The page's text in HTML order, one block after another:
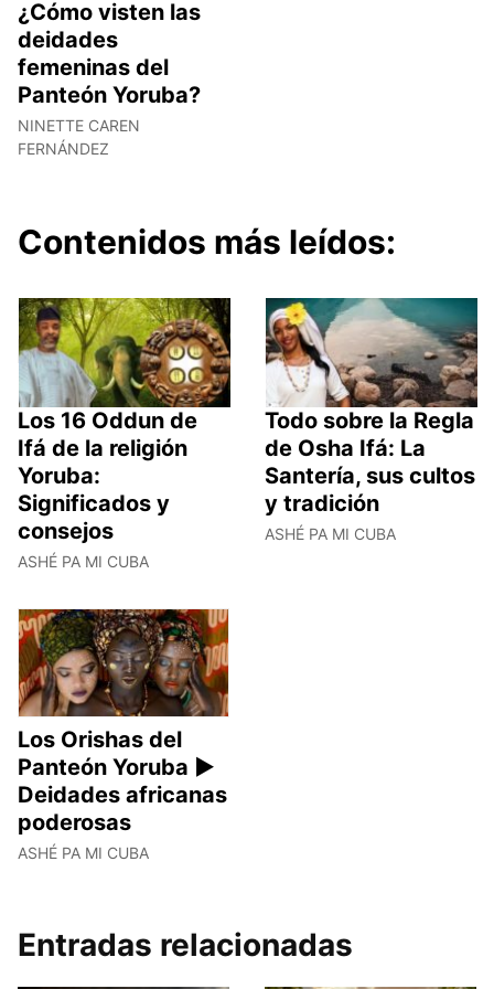
¿Cómo visten las
deidades
femeninas del
Panteón Yoruba?
NINETTE CAREN
FERNÁNDEZ
Contenidos más leídos:
Los 16 Oddun de
Ifá de la religión
Yoruba:
Significados y
consejos
ASHÉ PA MI CUBA
Todo sobre la Regla
de Osha Ifá: La
Santería, sus cultos
y tradición
ASHÉ PA MI CUBA
Los Orishas del
Panteón Yoruba ►
Deidades africanas
poderosas
ASHÉ PA MI CUBA
Entradas relacionadas